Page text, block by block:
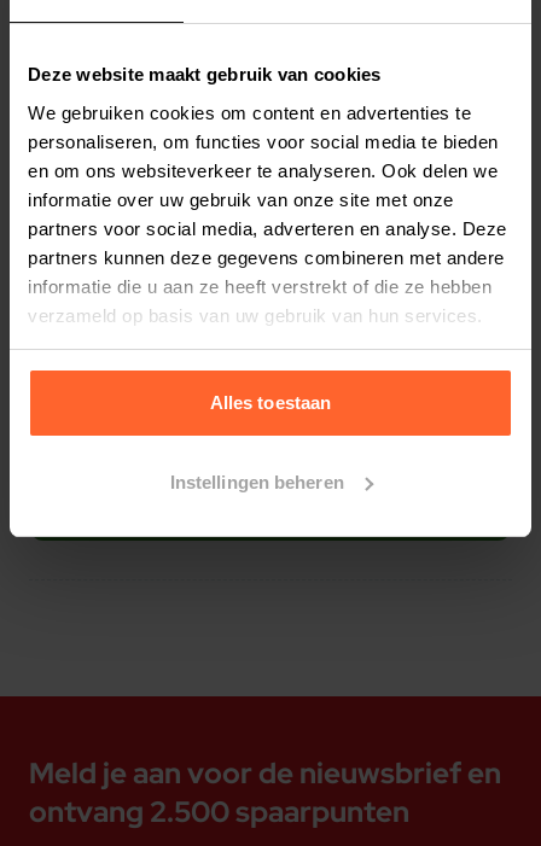
Deze website maakt gebruik van cookies
We gebruiken cookies om content en advertenties te
personaliseren, om functies voor social media te bieden
en om ons websiteverkeer te analyseren. Ook delen we
informatie over uw gebruik van onze site met onze
partners voor social media, adverteren en analyse. Deze
partners kunnen deze gegevens combineren met andere
informatie die u aan ze heeft verstrekt of die ze hebben
verzameld op basis van uw gebruik van hun services.
Alles toestaan
Instellingen beheren
wanneer uw kat van het toilet komt, hij of zij een
deel van het kattengrit onder de poten al kwijt is.
Tevens een handige uitschuifbare lade, zodat u in
een oogopslag kunt zien of het kattentoilet al
aan verschoning toe is. Een aanwinst voor elk
interieur.
Kleur: mokka.
Afmeting: 51 x 38,5 x 39,5 cm.
Productspecificaties
Stel uw bestelherinnering in:(2 weken)
2 weken
Elke
4 weken
Elke
6 weken
Elke
8 weken
Elke
10 weken
Elke
12 weken
Meld je aan voor de nieuwsbrief en
ontvang 2.500 spaarpunten